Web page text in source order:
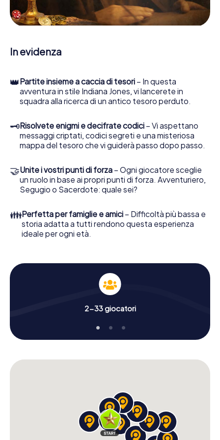
enigmatiche, la aiuta a raccogliere oggetti e la guida in
sicurezza per Foggia.
vi immergerete sempre più in profondità
nell'emozionante storia, presto scoprirete che il prezioso
In evidenza
👑Partite insieme a caccia di tesori – In questa
avventura in stile Indiana Jones, vi lancerete in
squadra alla ricerca di un antico tesoro perduto.
🗝Risolvete enigmi e decifrate codici – Vi aspettano
messaggi criptati, codici segreti e una misteriosa
mappa del tesoro che vi guiderà passo dopo passo.
🤝Unite i vostri punti di forza – Ogni giocatore sceglie
un ruolo in base ai propri punti di forza. Avventuriero,
Segugio o Sacerdote: quale sei?
👪Perfetta per famiglie e amici – Difficoltà più bassa e
storia adatta a tutti rendono questa esperienza
ideale per ogni età.
2-33 giocatori